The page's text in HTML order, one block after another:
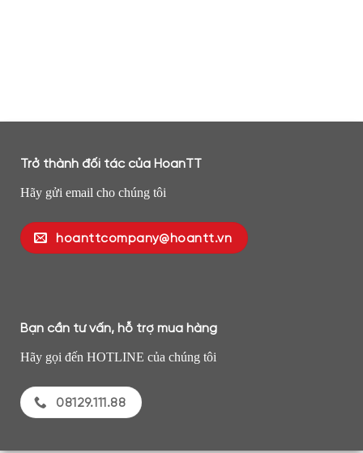
Trở thành đối tác của HoanTT
Hãy gửi email cho chúng tôi
hoanttcompany@hoantt.vn
Bạn cần tư vấn, hỗ trợ mua hàng
Hãy gọi đến HOTLINE của chúng tôi
08129.111.88